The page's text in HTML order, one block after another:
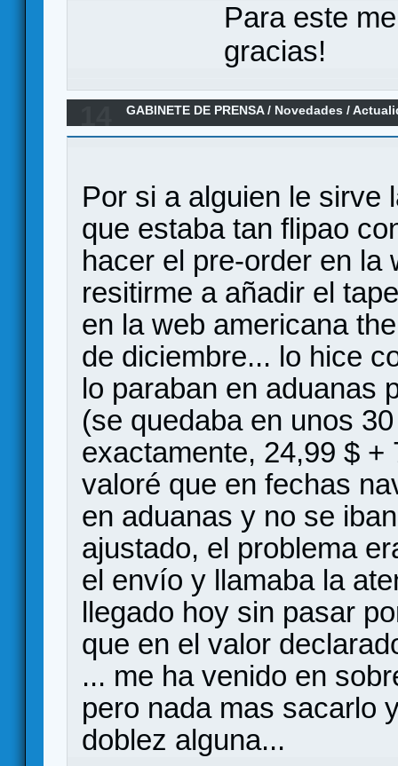
Para este
gracias!
GABINETE DE PRENSA/ Novedades /
Mundos, expansion y minis por Doit Games
Por si a alguien le sirve
que estaba tan flipao
hacer el pre-order en la
resitirme a añadir el
en la web americana
de diciembre... lo hice
lo paraban en aduanas
(se quedaba en unos
exactamente, 24,99 $
valoré que en fechas
en aduanas y no se
ajustado, el problema
el envío y llamaba la
llegado hoy sin pasar
que en el valor
... me ha venido en
pero nada mas sacarlo
doblez alguna...